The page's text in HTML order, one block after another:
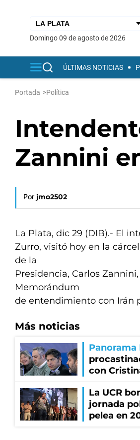
domingo 09 de agosto de 2026
ÚLTIMAS NOTICIAS
Portada >Política
Zannini
Por jmo2502
La Plata, dic 29 (DIB).- El
Zurro, visitó hoy en la
de la
Presidencia, Carlos
Memorándum
de entendimiento con Irán
Más noticias
con
La UCR
jornada
pelea en